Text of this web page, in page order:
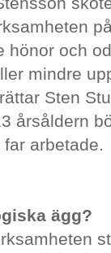
hönor och
mindre
Sten
årsåldern
arbetade.
ägg?